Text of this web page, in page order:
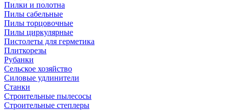
Пилки и полотна
Пилы сабельные
Пилы торцовочные
Пилы циркулярные
Пистолеты для герметика
Плиткорезы
Рубанки
Сельское хозяйство
Силовые удлинители
Станки
Строительные пылесосы
Строительные степлеры